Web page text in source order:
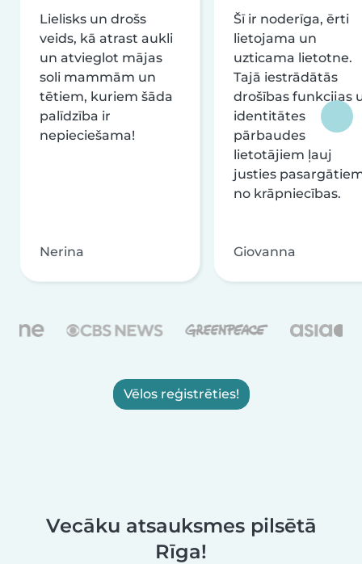
Lielisks un drošs
veids, kā atrast aukli
un atvieglot mājas
soli mammām un
tētiem, kuriem šāda
palīdzība ir
nepieciešama!
Nerina
Šī ir noderīga, ērti
lietojama un
uzticama lietotne.
Tajā iestrādātās
drošības funkcijas
identitātes
pārbaudes
lietotājiem ļauj
justies
no krāpniecības.
Giovanna
Vēlos reģistrēties!
Vecāku atsauksmes pilsētā
Rīga!